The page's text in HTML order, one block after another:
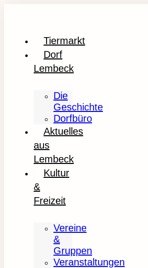
Tiermarkt
Dorf
Lembeck
Die
Geschichte
Dorfbüro
Aktuelles
aus
Lembeck
Kultur
&
Freizeit
Vereine
&
Gruppen
Veranstaltungen